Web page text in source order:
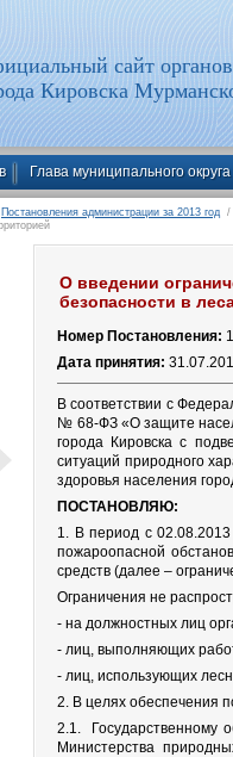
сайт
Кировска
Глава муниципального округа
Постановления администрации за 2013 год /
О введении
безопасности в
Номер Постановления:
Дата принятия:
В соответствии с
№ 68-ФЗ «О защите
города Кировска с
ситуаций природного
здоровья населения
ПОСТАНОВЛЯЮ:
1. В период с 02.08.2013
пожароопасной
средств (далее –
Ограничения не
- на должностных лиц
- лиц, выполняющих
- лиц, использующих
2. В целях обеспечения
2.1. Государственному
Министерства